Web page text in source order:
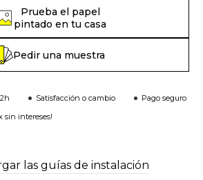
Prueba el papel
pintado en tu casa
Pedir una muestra
Satisfacción o cambio
Pago seguro
sin intereses!
las guías de instalación